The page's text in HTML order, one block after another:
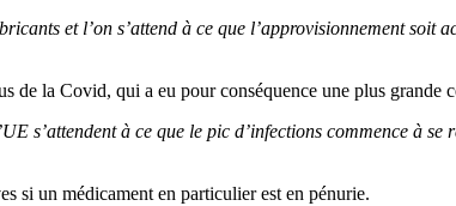
et l’on s’attend à ce que l’approvisionnement soit
de la Covid, qui a eu pour conséquence une plus grande
s’attendent à ce que le pic d’infections commence à
si un médicament en particulier est en pénurie.